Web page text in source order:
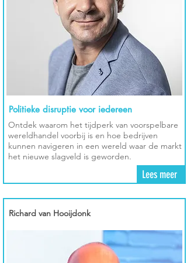
Politieke disruptie voor iedereen
Ontdek waarom het tijdperk van voorspelbare
wereldhandel voorbij is en hoe bedrijven
kunnen navigeren in een wereld waar de markt
het nieuwe slagveld is geworden.
Lees meer
Richard van Hooijdonk